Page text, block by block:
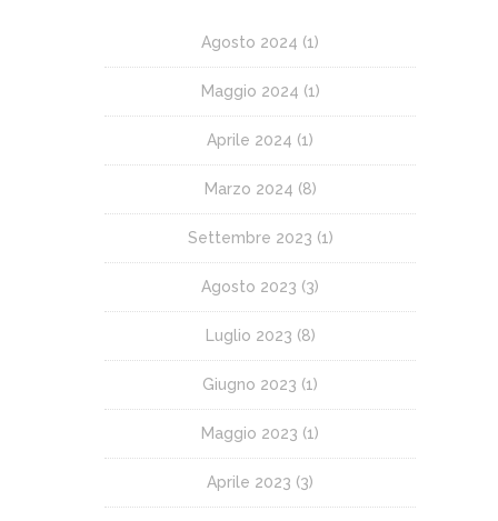
Agosto 2024 (1)
Maggio 2024 (1)
Aprile 2024 (1)
Marzo 2024 (8)
Settembre 2023 (1)
Agosto 2023 (3)
Luglio 2023 (8)
Giugno 2023 (1)
Maggio 2023 (1)
Aprile 2023 (3)